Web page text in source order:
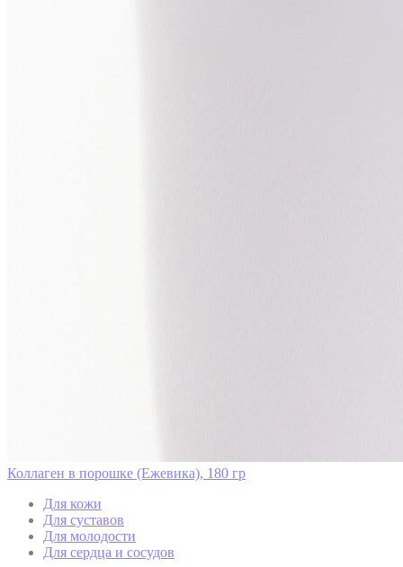
Коллаген в порошке (Ежевика), 180 гр
Для кожи
Для суставов
Для молодости
Для сердца и сосудов